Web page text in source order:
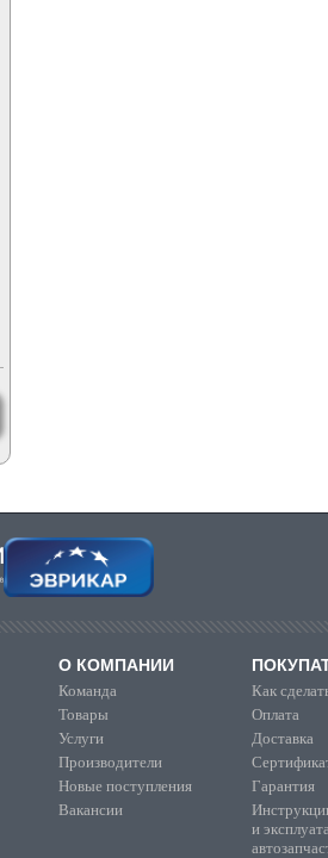
О КОМПАНИИ
Команда
Товары
Услуги
Производители
Новые поступления
Вакансии
Как
Оплата
Доставка
Гарантия
и